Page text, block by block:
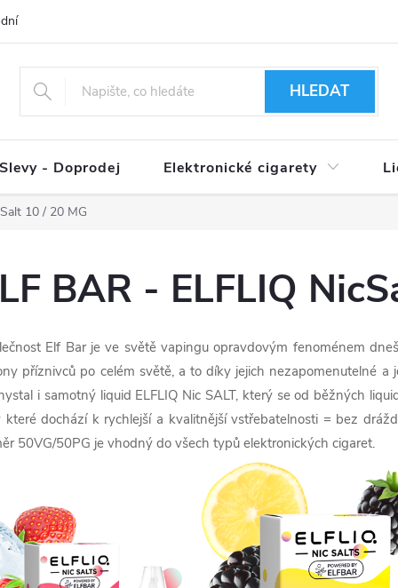
podmínky
HLEDAT
- Doprodej Elektronické cigarety
10 / 20 MG
BAR - ELFLIQ
Elf Bar je ve světě vapingu opravdovým fenoménem
příznivců po celém světě, a to díky jejich nezapomenutelné
i samotný liquid ELFLIQ Nic SALT, který se od běžných
které dochází k rychlejší a kvalitnější vstřebatelnosti = bez
50VG/50PG je vhodný do všech typů elektronických cigaret.